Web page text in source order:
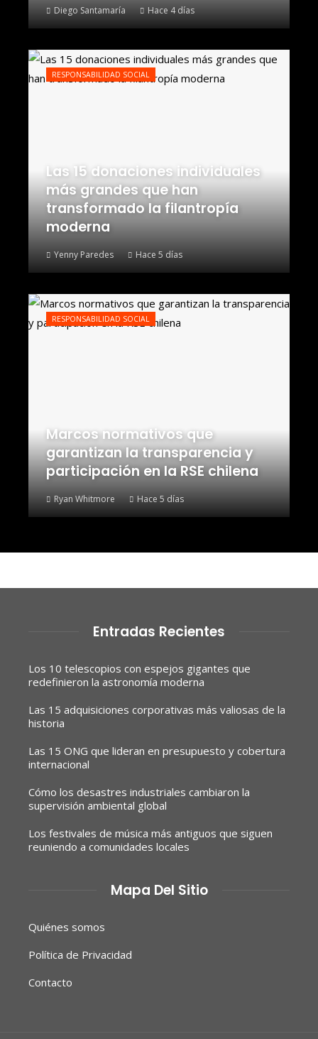
Diego Santamaría Hace 4 días
RESPONSABILIDAD SOCIAL
Las 15 donaciones individuales
más grandes que han
transformado la filantropía
moderna
Yenny Paredes Hace 5 días
RESPONSABILIDAD SOCIAL
Marcos normativos que
garantizan la transparencia y
participación en la RSE chilena
Ryan Whitmore Hace 5 días
Entradas Recientes
Los 10 telescopios con espejos gigantes que
redefinieron la astronomía moderna
Las 15 adquisiciones corporativas más valiosas de la
historia
Las 15 ONG que lideran en presupuesto y cobertura
internacional
Cómo los desastres industriales cambiaron la
supervisión ambiental global
Los festivales de música más antiguos que siguen
reuniendo a comunidades locales
Mapa Del Sitio
Quiénes somos
Política de Privacidad
Contacto